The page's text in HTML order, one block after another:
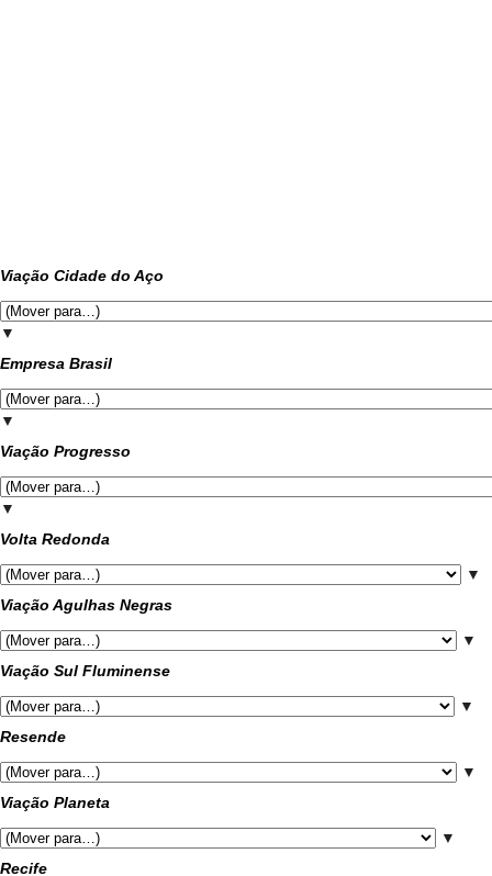
Viação Cidade do Aço
▼
Empresa Brasil
▼
Viação Progresso
▼
Volta Redonda
▼
Viação Agulhas Negras
▼
Viação Sul Fluminense
▼
Resende
▼
Viação Planeta
▼
Recife